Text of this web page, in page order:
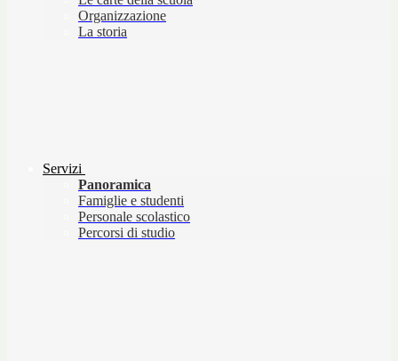
Organizzazione
La storia
Servizi
Panoramica
Famiglie e studenti
Personale scolastico
Percorsi di studio